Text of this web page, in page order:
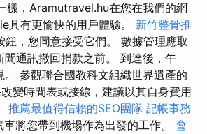
樣，Aramutravel.hu在您在我們的網
具有更愉快的用戶體驗。 新竹整骨推
鈕，您同意接受它們。 數據管理應取
聞通訊撤回捐款之前。 到達後，午
。 參觀聯合國教科文組織世界遺產的
變時間表或接線，建議以其自身費用
推薦最值得信賴的SEO團隊 記帳事務
車將您帶到機場作為出發的工作。 會